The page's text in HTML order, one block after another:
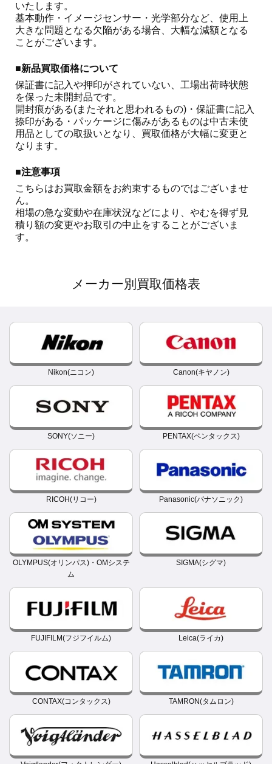
いたします。
基本動作・イメージセンサー・光学部分など、使用上
大きな問題となる欠陥がある場合、大幅な減額となる
ことがございます。
■新品買取価格について
保証書に記入や押印がされていない、工場出荷時状態
を保った未開封品です。
開封痕がある(またそれと思われるもの)・保証書に記入
捺印がある・パッケージに傷みがあるものは中古未使
用品としての取扱いとなり、買取価格が大幅に変更と
なります。
■注意事項
こちらはお買取金額をお約束するものではございませ
ん。
相場の急な変動や在庫状況などにより、やむを得ず見
積り額の変更やお取引の中止をすることがございま
す。
メーカー別買取価格表
Nikon(ニコン) Canon(キヤノン)
SONY(ソニー) PENTAX(ペンタックス)
RICOH(リコー) Panasonic(パナソニック)
OLYMPUS(オリンパス)・OMシステ
ム
SIGMA(シグマ)
FUJIFILM(フジフイルム) Leica(ライカ)
CONTAX(コンタックス) TAMRON(タムロン)